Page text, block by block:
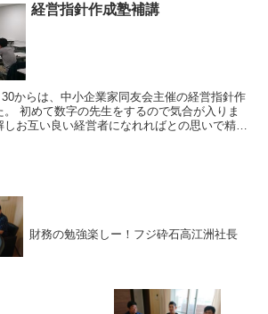
経営指針作成塾補講
からは、中小企業家同友会主催の経営指針作
が入りま
お互い良い経営者になれればとの思いで精い
財務の勉強楽しー！フジ砕石高江洲社長